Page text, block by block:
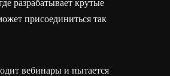
разрабатывает крутые
присоединиться так
вебинары и пытается